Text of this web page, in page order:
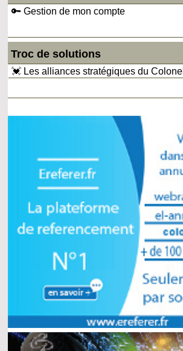
🔑 Gestion de mon compte
Troc de solutions
💓 Les alliances stratégiques du Colonel